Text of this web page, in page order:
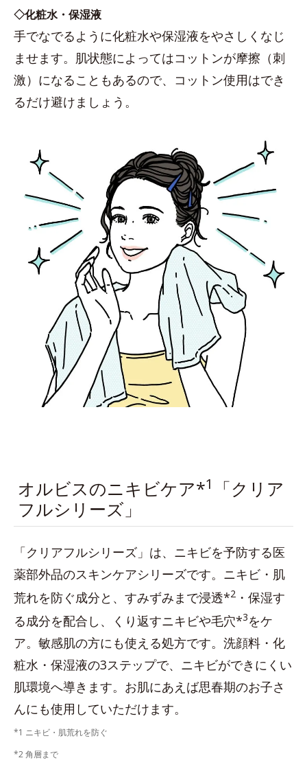
◇化粧水・保湿液
手でなでるように化粧水や保湿液をやさしくなじ
ませます。肌状態によってはコットンが摩擦（刺
激）になることもあるので、コットン使用はでき
るだけ避けましょう。
オルビスのニキビケア*1
「クリア
フルシリーズ」
「クリアフルシリーズ」は、ニキビを予防する医
薬部外品のスキンケアシリーズです。ニキビ・肌
荒れを防ぐ成分と、すみずみまで浸透*2 ・保湿す
る成分を配合し、くり返すニキビや毛穴*3をケ
ア。敏感肌の方にも使える処方です。洗顔料・化
粧水・保湿液の3ステップで、ニキビができにくい
肌環境へ導きます。お肌にあえば思春期のお子さ
んにも使用していただけます。
*1 ニキビ・肌荒れを防ぐ
*2 角層まで